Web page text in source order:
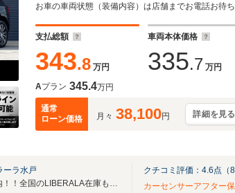
ター ベンチレーション M付
正19インチAW LED オートハ
支払総額
343.8 万円
車両本体価格
335.7 万円
Aプラン 345.4万円
通常
ローン価格
月々 38,100円 詳細を見る
ーラ水戸
無料電話は24時間ご案内！！全国のLIBERALA在庫も見たい方は一括照会が可能です！
クチコミ評価： 4.6点（
カーセンサーアフター